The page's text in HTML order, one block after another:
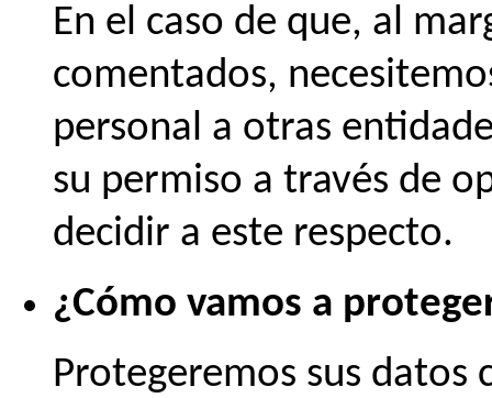
En el caso de que, al
comentados,
personal a otras
su permiso a través de
decidir a este respecto.
¿Cómo vamos a
Protegeremos sus datos